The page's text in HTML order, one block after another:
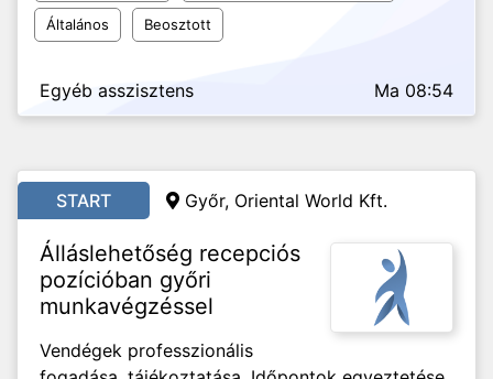
Általános Beosztott
Egyéb asszisztens Ma 08:54
START Győr, Oriental World Kft.
Álláslehetőség recepciós
pozícióban győri
munkavégzéssel
Vendégek professzionális